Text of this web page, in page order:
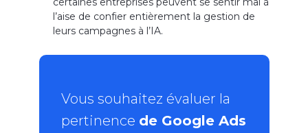
l’aise de confier entièrement la gestion de
leurs campagnes à l’IA.
Vous souhaitez évaluer la
pertinence de Google Ads